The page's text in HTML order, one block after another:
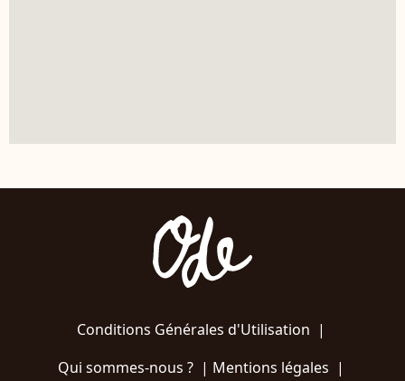
Conditions Générales d'Utilisation |
Qui sommes-nous ?| Mentions légales |